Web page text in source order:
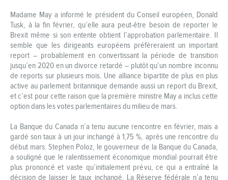
Madame May a informé le président du Conseil européen, Donald
Tusk, à la fin février, qu’elle aura peut-être besoin de reporter le
Brexit même si son entente obtient l’approbation parlementaire. Il
semble que les dirigeants européens préféreraient un important
report – probablement en convertissant la période de transition
jusqu’en 2020 en un divorce retardé – plutôt qu’un nombre inconnu
de reports sur plusieurs mois. Une alliance bipartite de plus en plus
active au parlement britannique demande aussi un report du Brexit,
et c’est pour cette raison que la première ministre May a inclus cette
option dans les votes parlementaires du milieu de mars.
La Banque du Canada n’a tenu aucune rencontre en février, mais a
gardé son taux à un jour inchangé à 1,75 %, après une rencontre du
début mars. Stephen Poloz, le gouverneur de la Banque du Canada,
a souligné que le ralentissement économique mondial pourrait être
plus prononcé et vaste qu’initialement prévu, ce qui a entraîné la
décision de laisser le taux inchangé. La Réserve fédérale n’a tenu